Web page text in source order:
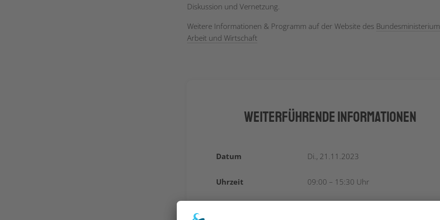
Diskussion und Vernetzung.
Weitere Informationen & Programm auf der Website des
Arbeit und Wirtschaft
Weiterführende Informationen
Datum Di., 21.11.2023
Uhrzeit 09:00 – 15:30 Uhr